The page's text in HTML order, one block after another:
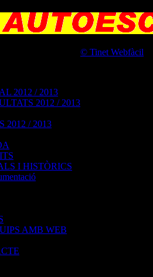
2012 / 2013
2012 / 2013
2012 / 2013
I HISTÒRICS
AMB WEB
© Tinet Webfàcil